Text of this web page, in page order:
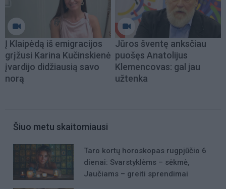
Į Klaipėdą iš emigracijos
grįžusi Karina Kučinskienė
įvardijo didžiausią savo
norą
Jūros šventę anksčiau
puošęs Anatolijus
Klemencovas: gal jau
užtenka
Šiuo metu skaitomiausi
Taro kortų horoskopas rugpjūčio 6
dienai: Svarstyklėms – sėkmė,
Jaučiams – greiti sprendimai